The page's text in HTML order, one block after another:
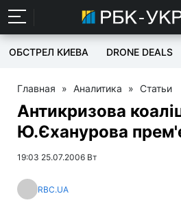
ОБСТРЕЛ КИЕВА DRONE DEALS
Главная » Аналитика » Статьи
Антикризова
Ю.Єханурова
19:03 25.07.2006 Вт
RBC.UA